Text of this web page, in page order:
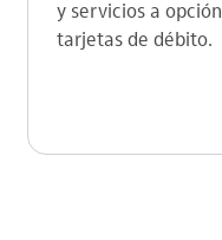
y servicios a opción
tarjetas de débito.